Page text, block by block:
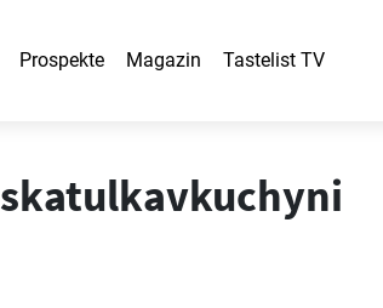
Prospekte Magazin Tastelist TV
skatulkavkuchyni